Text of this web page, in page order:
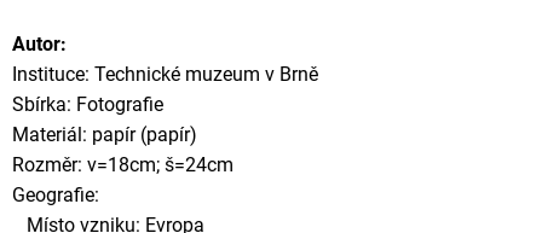
Autor:
Instituce: Technické muzeum v Brně
Sbírka: Fotografie
Materiál: papír (papír)
Rozměr: v=18cm; š=24cm
Geografie:
Místo vzniku: Evropa